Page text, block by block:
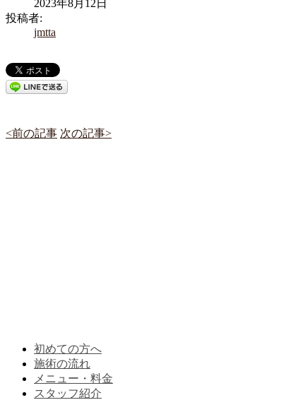
2023年8月12日
投稿者:
jmtta
<前の記事 次の記事>
初めての方へ
施術の流れ
メニュー・料金
スタッフ紹介